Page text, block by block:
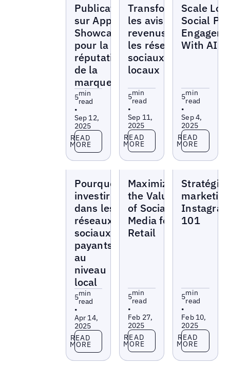
Publication
sur Apple
Showcase
pour la
réputation
de la
marque
5min
read
•
Sep 12,
2025
Read more
READ
MORE
Transformez
les avis en
revenus sur
les réseaux
sociaux
locaux
5min
read
•
Sep 11,
2025
Read more
READ
MORE
Scale
Social
With AI
5min
read
•
Sep 4,
2025
Read more
READ
MORE
Pourquoi
investir
dans les
réseaux
sociaux
payants,
au
niveau
local
5min
read
•
Apr 14,
2025
Read more
READ
MORE
Maximizing
the Value
of Social
Media for
Retail
5min
read
•
Feb 27,
2025
Read more
READ
MORE
Stratégie
101
5min
read
•
Feb 10,
2025
Read more
READ
MORE